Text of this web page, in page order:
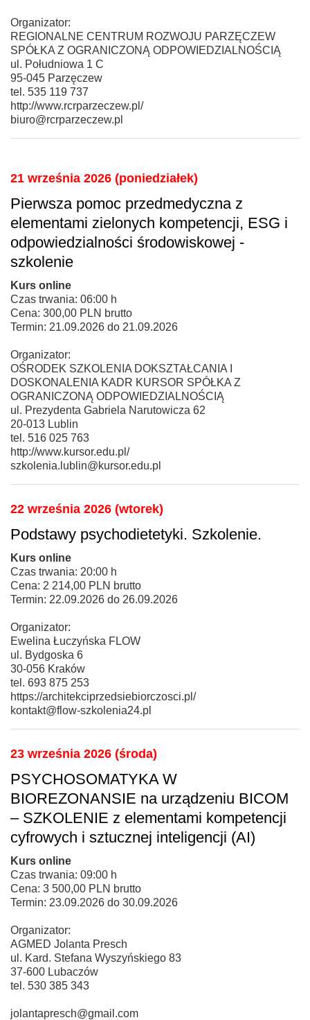
Organizator:
REGIONALNE CENTRUM ROZWOJU PARZĘCZEW
SPÓŁKA Z OGRANICZONĄ ODPOWIEDZIALNOŚCIĄ
ul. Południowa 1 C
95-045 Parzęczew
tel. 535 119 737
http://www.rcrparzeczew.pl/
biuro@rcrparzeczew.pl
21 września 2026 (poniedziałek)
Pierwsza pomoc przedmedyczna z
elementami zielonych kompetencji, ESG i
odpowiedzialności środowiskowej -
szkolenie
Kurs online
Czas trwania: 06:00 h
Cena: 300,00 PLN brutto
Termin: 21.09.2026 do 21.09.2026
Organizator:
OŚRODEK SZKOLENIA DOKSZTAŁCANIA I
DOSKONALENIA KADR KURSOR SPÓŁKA Z
OGRANICZONĄ ODPOWIEDZIALNOŚCIĄ
ul. Prezydenta Gabriela Narutowicza 62
20-013 Lublin
tel. 516 025 763
http://www.kursor.edu.pl/
szkolenia.lublin@kursor.edu.pl
22 września 2026 (wtorek)
Podstawy psychodietetyki. Szkolenie.
Kurs online
Czas trwania: 20:00 h
Cena: 2 214,00 PLN brutto
Termin: 22.09.2026 do 26.09.2026
Organizator:
Ewelina Łuczyńska FLOW
ul. Bydgoska 6
30-056 Kraków
tel. 693 875 253
https://architekciprzedsiebiorczosci.pl/
kontakt@flow-szkolenia24.pl
23 września 2026 (środa)
PSYCHOSOMATYKA W
BIOREZONANSIE na urządzeniu BICOM
– SZKOLENIE z elementami kompetencji
cyfrowych i sztucznej inteligencji (AI)
Kurs online
Czas trwania: 09:00 h
Cena: 3 500,00 PLN brutto
Termin: 23.09.2026 do 30.09.2026
Organizator:
AGMED Jolanta Presch
ul. Kard. Stefana Wyszyńskiego 83
37-600 Lubaczów
tel. 530 385 343
jolantapresch@gmail.com